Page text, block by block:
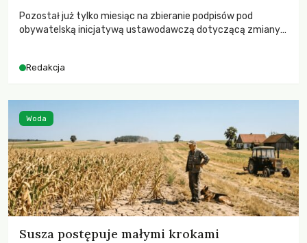
Pozostał już tylko miesiąc na zbieranie podpisów pod
obywatelską inicjatywą ustawodawczą dotyczącą zmiany
niezwykle korzystne rozwiązania dla przyrody i zwierząt,
funkcjonowania łowiectwa w Polsce.
Redakcja
Susza postępuje małymi krokami
Woda